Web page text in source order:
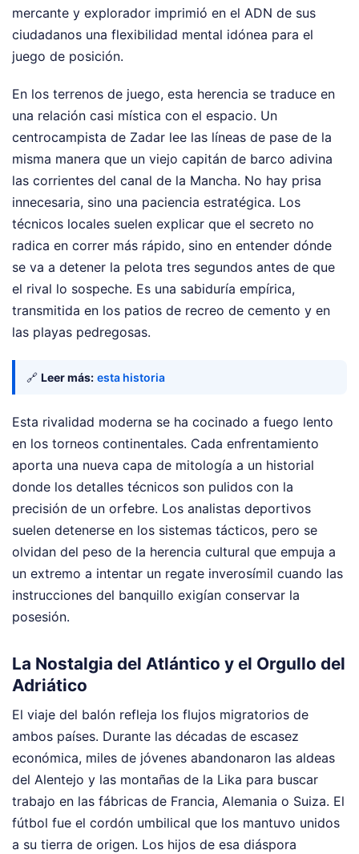
mercante y explorador imprimió en el ADN de sus
ciudadanos una flexibilidad mental idónea para el
juego de posición.
En los terrenos de juego, esta herencia se traduce en
una relación casi mística con el espacio. Un
centrocampista de Zadar lee las líneas de pase de la
misma manera que un viejo capitán de barco adivina
las corrientes del canal de la Mancha. No hay prisa
innecesaria, sino una paciencia estratégica. Los
técnicos locales suelen explicar que el secreto no
radica en correr más rápido, sino en entender dónde
se va a detener la pelota tres segundos antes de que
el rival lo sospeche. Es una sabiduría empírica,
transmitida en los patios de recreo de cemento y en
las playas pedregosas.
🔗 Leer más: esta historia
Esta rivalidad moderna se ha cocinado a fuego lento
en los torneos continentales. Cada enfrentamiento
aporta una nueva capa de mitología a un historial
donde los detalles técnicos son pulidos con la
precisión de un orfebre. Los analistas deportivos
suelen detenerse en los sistemas tácticos, pero se
olvidan del peso de la herencia cultural que empuja a
un extremo a intentar un regate inverosímil cuando las
instrucciones del banquillo exigían conservar la
posesión.
La Nostalgia del Atlántico y el Orgullo del
Adriático
El viaje del balón refleja los flujos migratorios de
ambos países. Durante las décadas de escasez
económica, miles de jóvenes abandonaron las aldeas
del Alentejo y las montañas de la Lika para buscar
trabajo en las fábricas de Francia, Alemania o Suiza. El
fútbol fue el cordón umbilical que los mantuvo unidos
a su tierra de origen. Los hijos de esa diáspora